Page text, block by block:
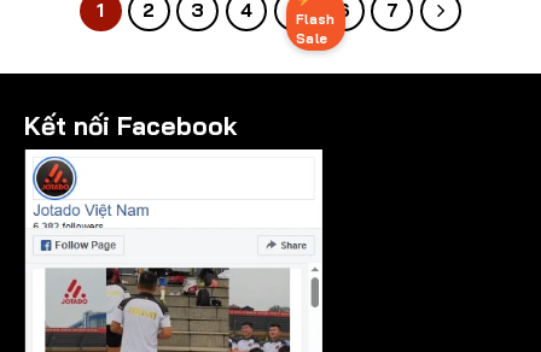
289.000₫.
Flash
Sale
1 2 3 4 5 6 7
Kết nối Facebook